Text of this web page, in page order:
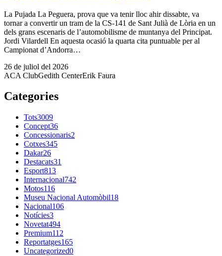
La Pujada La Peguera, prova que va tenir lloc ahir dissabte, va
tornar a convertir un tram de la CS-141 de Sant Julià de Lòria en un
dels grans escenaris de l’automobilisme de muntanya del Principat.
Jordi Vilardell En aquesta ocasió la quarta cita puntuable per al
Campionat d’Andorra…
26 de juliol del 2026
ACA ClubGedith CenterErik Faura
Categories
Tots3009
Concept36
Concessionaris2
Cotxes345
Dakar26
Destacats31
Esport813
Internacional742
Motos116
Museu Nacional Automòbil18
Nacional106
Notícies3
Novetat494
Premium112
Reportatges165
Uncategorized0